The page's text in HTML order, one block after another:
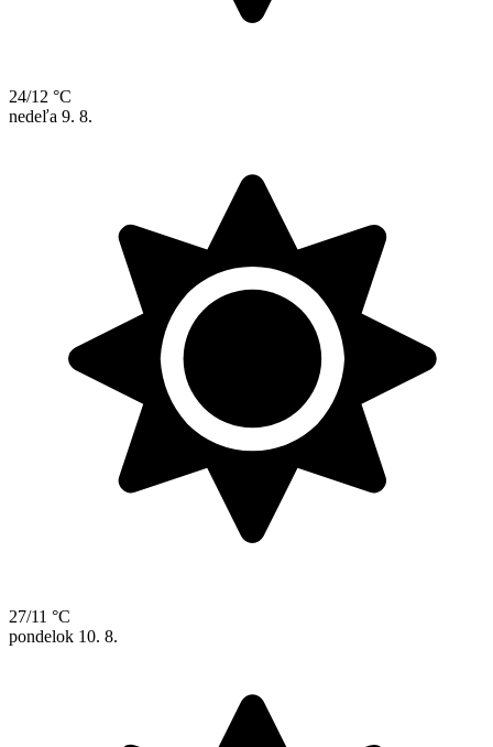
24/12 °C
nedeľa 9. 8.
27/11 °C
pondelok 10. 8.